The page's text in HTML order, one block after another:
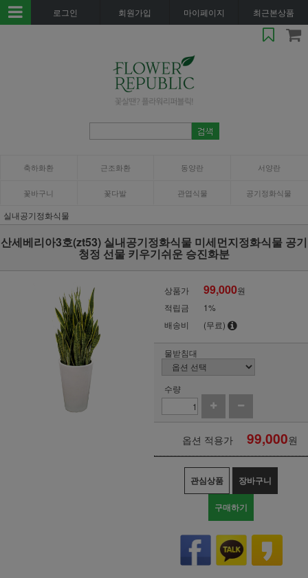
로그인 회원가입 마이페이지 최근본상품
축하화환 근조화환 동양란 서양란
꽃바구니 꽃다발 관엽식물 공기정화식물
실내공기정화식물
산세베리아3호(zt53) 실내공기정화식물 미세먼지정화식물 공기
청정 선물 키우기쉬운 승진화분
상품가 99,000원
적립금
1%
배송비
(무료)
물받침대
수량
옵션 적용가 99,000원
관심상품 장바구니
구매하기